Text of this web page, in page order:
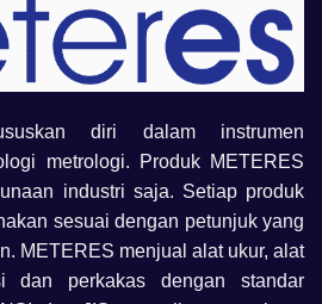
diri dalam instrumen
metrologi. Produk METERES
industri saja. Setiap produk
sesuai dengan petunjuk yang
METERES menjual alat ukur, alat
dan perkakas dengan standar